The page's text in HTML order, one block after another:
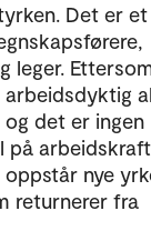
med
med sin
men det var
i 2023.
engelsk,
ukrainsk.
Det er
leger.
det er ingen
på
nye
returnerer fra